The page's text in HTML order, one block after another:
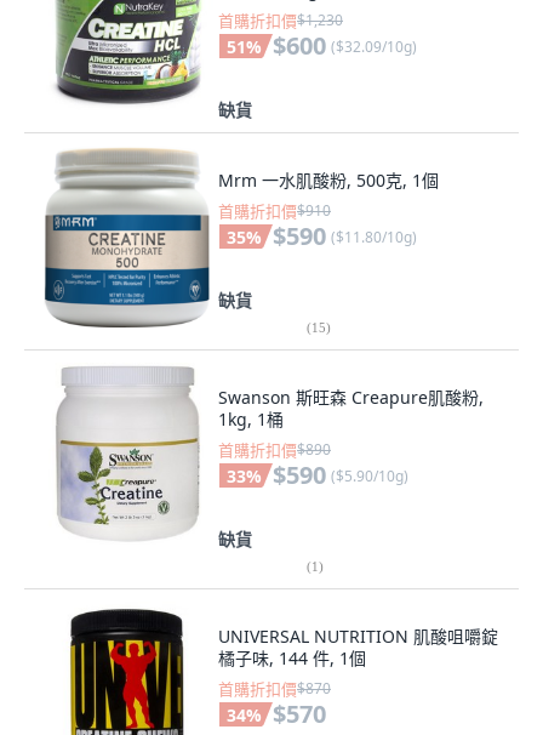
首購折扣價$1,230
51% $600 ($32.09/10g)
缺貨
Mrm 一水肌酸粉, 500克, 1個
首購折扣價$910
35% $590 ($11.80/10g)
缺貨
(15)
Swanson 斯旺森 Creapure肌酸粉,
1kg, 1桶
首購折扣價$890
33% $590 ($5.90/10g)
缺貨
(1)
UNIVERSAL NUTRITION 肌酸咀嚼錠
橘子味, 144 件, 1個
首購折扣價$870
34% $570